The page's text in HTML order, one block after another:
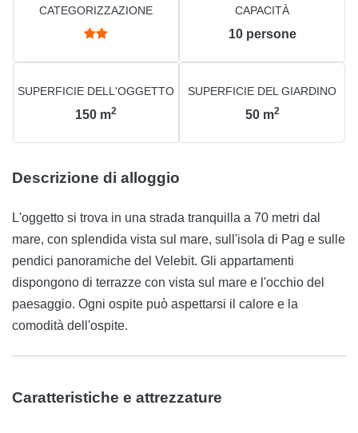
CATEGORIZZAZIONE CAPACITÀ
10 persone
SUPERFICIE DELL'OGGETTO
150 m2
SUPERFICIE DEL GIARDINO
50 m2
Descrizione di alloggio
L'oggetto si trova in una strada tranquilla a 70 metri dal
mare, con splendida vista sul mare, sull'isola di Pag e sulle
pendici panoramiche del Velebit. Gli appartamenti
dispongono di terrazze con vista sul mare e l'occhio del
paesaggio. Ogni ospite può aspettarsi il calore e la
comodità dell'ospite.
Caratteristiche e attrezzature